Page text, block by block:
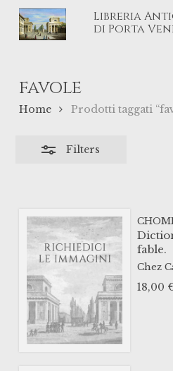
Skip
Libreria
di Porta
favole
Home Prodotti taggati
Filters
fable.
Chez
18,00